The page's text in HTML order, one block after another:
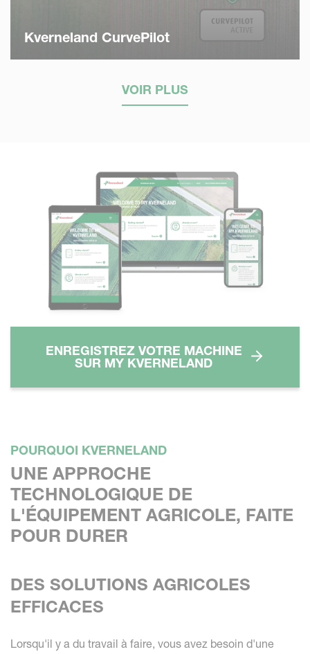
Kverneland CurvePilot
VOIR PLUS
ENREGISTREZ VOTRE MACHINE
SUR MY KVERNELAND
POURQUOI KVERNELAND
UNE APPROCHE
TECHNOLOGIQUE DE
L'ÉQUIPEMENT AGRICOLE, FAITE
POUR DURER
DES SOLUTIONS AGRICOLES
EFFICACES
Lorsqu'il y a du travail à faire, vous avez besoin d'une